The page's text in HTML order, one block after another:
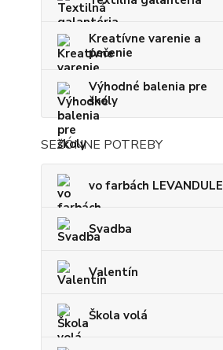
Kreatívne varenie a
pečenie
Výhodné balenia pre
školy
SEZÓNNE POTREBY
vo farbách LEVANDULE
Svadba
Valentín
Škola volá